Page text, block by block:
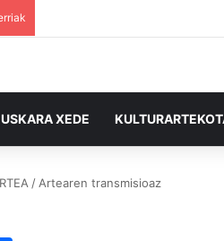
XEDE
/ Artearen transmisioaz